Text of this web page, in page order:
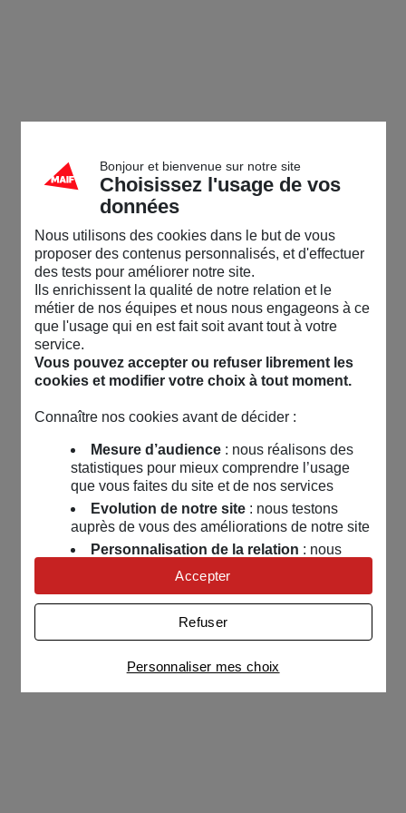
Bonjour et bienvenue sur notre site
Choisissez l'usage de vos
données
Nous utilisons des cookies dans le but de vous
proposer des contenus personnalisés, et d'effectuer
des tests pour améliorer notre site.
Ils enrichissent la qualité de notre relation et le
métier de nos équipes et nous nous engageons à ce
que l'usage qui en est fait soit avant tout à votre
service.
Vous pouvez accepter ou refuser librement les
cookies et modifier votre choix à tout moment.
Connaître nos cookies avant de décider :
Mesure d’audience: nous réalisons des
statistiques pour mieux comprendre l’usage
que vous faites du site et de nos services
Evolution de notre site: nous testons
auprès de vous des améliorations de notre site
Personnalisation de la relation : nous
nous servons de cookies pour adapter nos
contenus et personnaliser nos offres
Univers publicitaire: nous utilisons avec
nos partenaires des cookies pour afficher des
publicités personnalisées
Connaître notre politique cookies et la liste de nos
partenaires
Personnaliser mes choix
Refuser
Accepter